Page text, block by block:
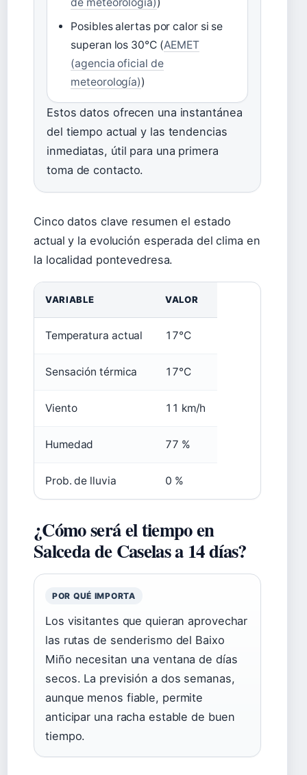
de meteorología) )
Posibles alertas por calor si se
superan los 30°C (AEMET
(agencia oficial de
meteorología))
Estos datos ofrecen una instantánea
del tiempo actual y las tendencias
inmediatas, útil para una primera
toma de contacto.
Cinco datos clave resumen el estado
actual y la evolución esperada del clima en
la localidad pontevedresa.
VARIABLE VALOR
Temperatura actual 17°C
Sensación térmica 17°C
Viento 11 km/h
Humedad 77 %
Prob. de lluvia 0 %
¿Cómo será el tiempo en
Salceda de Caselas a 14 días?
POR QUÉ IMPORTA
Los visitantes que quieran aprovechar
las rutas de senderismo del Baixo
Miño necesitan una ventana de días
secos. La previsión a dos semanas,
aunque menos fiable, permite
anticipar una racha estable de buen
tiempo.